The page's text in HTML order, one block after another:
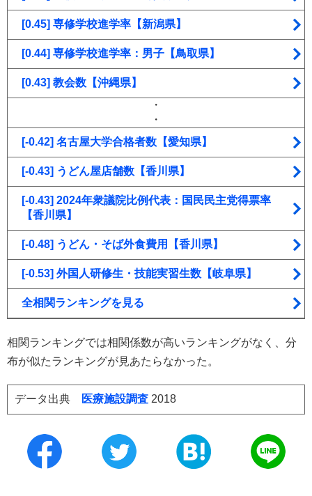
[0.45] 専修学校進学率【新潟県】
[0.44] 専修学校進学率：男子【鳥取県】
[0.43] 教会数【沖縄県】
・
・
[-0.42] 名古屋大学合格者数【愛知県】
[-0.43] うどん屋店舗数【香川県】
[-0.43] 2024年衆議院比例代表：国民民主党得票率
【香川県】
[-0.48] うどん・そば外食費用【香川県】
[-0.53] 外国人研修生・技能実習生数【岐阜県】
全相関ランキングを見る
相関ランキングでは相関係数が高いランキングがなく、分
布が似たランキングが見あたらなかった。
データ出典 医療施設調査 2018